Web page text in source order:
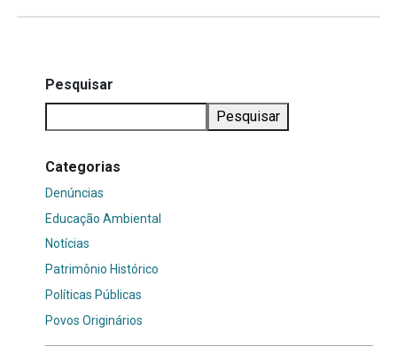
Pesquisar
Pesquisar
Categorias
Denúncias
Educação Ambiental
Notícias
Patrimônio Histórico
Políticas Públicas
Povos Originários